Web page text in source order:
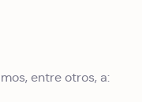
entre otros, a: